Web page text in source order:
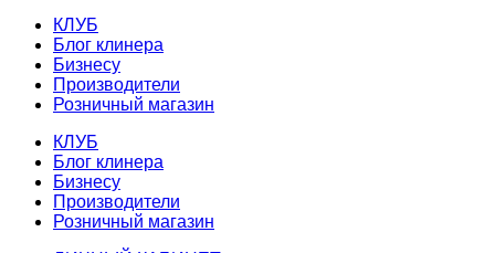
КЛУБ
Блог клинера
Бизнесу
Производители
Розничный магазин
КЛУБ
Блог клинера
Бизнесу
Производители
Розничный магазин